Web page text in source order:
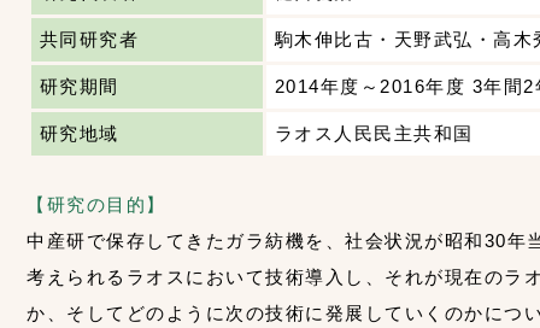
共同研究者 駒木伸比古・天野武弘・高木
研究期間 2014年度～2016年度 3年間2
研究地域 ラオス人民民主共和国
【研究の目的】
中産研で保存してきたガラ紡機を、社会状況が昭和30年
考えられるラオスにおいて技術導入し、それが現在のラ
か、そしてどのように次の技術に発展していくのかにつ